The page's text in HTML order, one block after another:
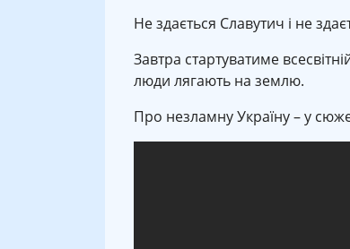
Не здається Славутич і не
Завтра стартуватиме
люди лягають на землю.
Про незламну Україну – у